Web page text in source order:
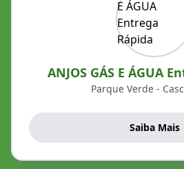
ANJOS GÁS E ÁGUA
Parque Verde -
Saiba Mais